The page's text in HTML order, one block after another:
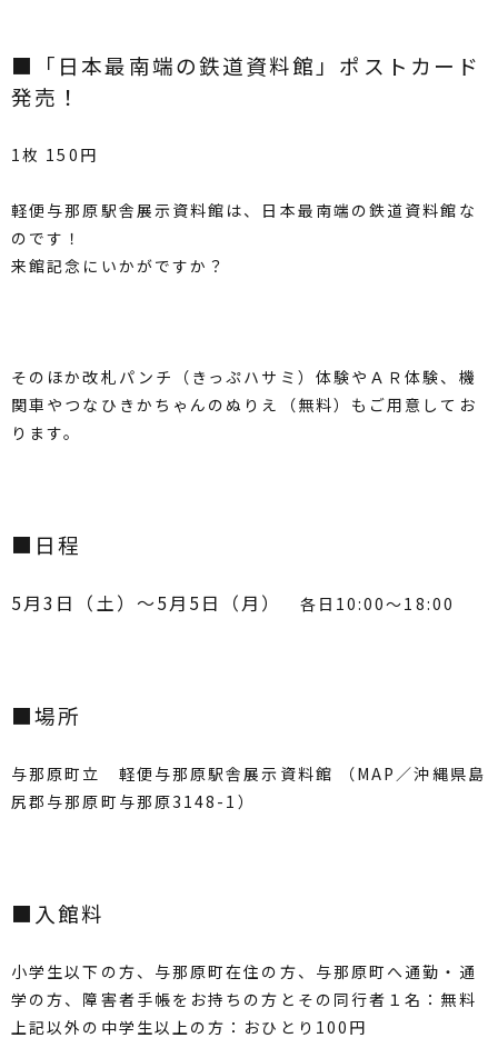
■「日本最南端の鉄道資料館」ポストカード
発売！
1枚 150円
軽便与那原駅舎展示資料館は、日本最南端の鉄道資料館な
のです！
来館記念にいかがですか？
そのほか改札パンチ（きっぷハサミ）体験やＡＲ体験、機
関車やつなひきかちゃんのぬりえ（無料）もご用意してお
ります。
■日程
5月3日（土）〜5月5日（月） 各日10:00〜18:00
■場所
与那原町立 軽便与那原駅舎展示資料館 （MAP ／沖縄県島
尻郡与那原町与那原3148-1）
■入館料
小学生以下の方、与那原町在住の方、与那原町へ通勤・通
学の方、障害者手帳をお持ちの方とその同行者１名：無料
上記以外の中学生以上の方：おひとり100円